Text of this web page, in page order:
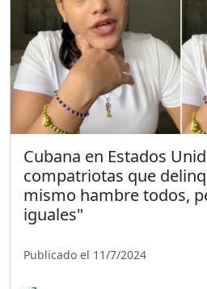
Cubana en Estados
compatriotas que
mismo hambre todos,
iguales"
Publicado el 11/7/2024